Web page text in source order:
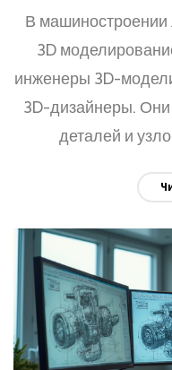
В машиностроении
3D
инженеры 3D-
3D-дизайнеры.
деталей и
конструкции ещё
чем они
навыками важно
советы по началу
из